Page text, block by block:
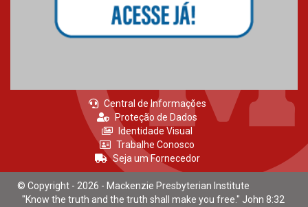
Central de Informações
Proteção de Dados
Identidade Visual
Trabalhe Conosco
Seja um Fornecedor
© Copyright - 2026 - Mackenzie Presbyterian Institute
"Know the truth and the truth shall make you free." John 8:32